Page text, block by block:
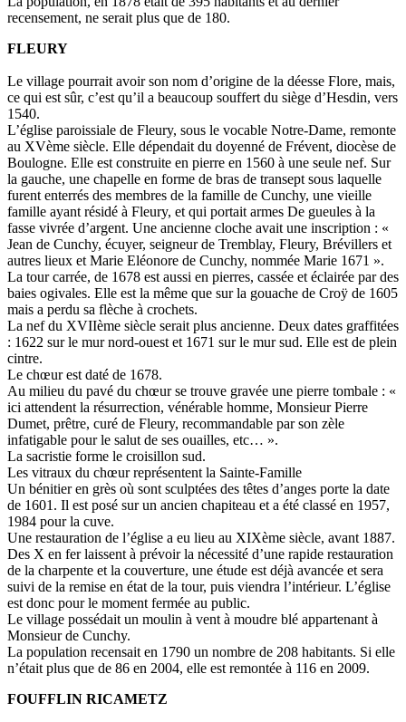
recensement, ne serait plus que de 180.
FLEURY
Le village pourrait avoir son nom d’origine de la déesse Flore, mais,
ce qui est sûr, c’est qu’il a beaucoup souffert du siège d’Hesdin, vers
1540.
L’église paroissiale de Fleury, sous le vocable Notre-Dame, remonte
au XVème siècle. Elle dépendait du doyenné de Frévent, diocèse de
Boulogne. Elle est construite en pierre en 1560 à une seule nef. Sur
la gauche, une chapelle en forme de bras de transept sous laquelle
furent enterrés des membres de la famille de Cunchy, une vieille
famille ayant résidé à Fleury, et qui portait armes De gueules à la
fasse vivrée d’argent. Une ancienne cloche avait une inscription : «
Jean de Cunchy, écuyer, seigneur de Tremblay, Fleury, Brévillers et
autres lieux et Marie Eléonore de Cunchy, nommée Marie 1671 ».
La tour carrée, de 1678 est aussi en pierres, cassée et éclairée par des
baies ogivales. Elle est la même que sur la gouache de Croÿ de 1605
mais a perdu sa flèche à crochets.
La nef du XVIIème siècle serait plus ancienne. Deux dates graffitées
: 1622 sur le mur nord-ouest et 1671 sur le mur sud. Elle est de plein
cintre.
Le chœur est daté de 1678.
Au milieu du pavé du chœur se trouve gravée une pierre tombale : «
ici attendent la résurrection, vénérable homme, Monsieur Pierre
Dumet, prêtre, curé de Fleury, recommandable par son zèle
infatigable pour le salut de ses ouailles, etc… ».
La sacristie forme le croisillon sud.
Les vitraux du chœur représentent la Sainte-Famille
Un bénitier en grès où sont sculptées des têtes d’anges porte la date
de 1601. Il est posé sur un ancien chapiteau et a été classé en 1957,
1984 pour la cuve.
Une restauration de l’église a eu lieu au XIXème siècle, avant 1887.
Des X en fer laissent à prévoir la nécessité d’une rapide restauration
de la charpente et la couverture, une étude est déjà avancée et sera
suivi de la remise en état de la tour, puis viendra l’intérieur. L’église
est donc pour le moment fermée au public.
Le village possédait un moulin à vent à moudre blé appartenant à
Monsieur de Cunchy.
La population recensait en 1790 un nombre de 208 habitants. Si elle
n’était plus que de 86 en 2004, elle est remontée à 116 en 2009.
FOUFFLIN RICAMETZ